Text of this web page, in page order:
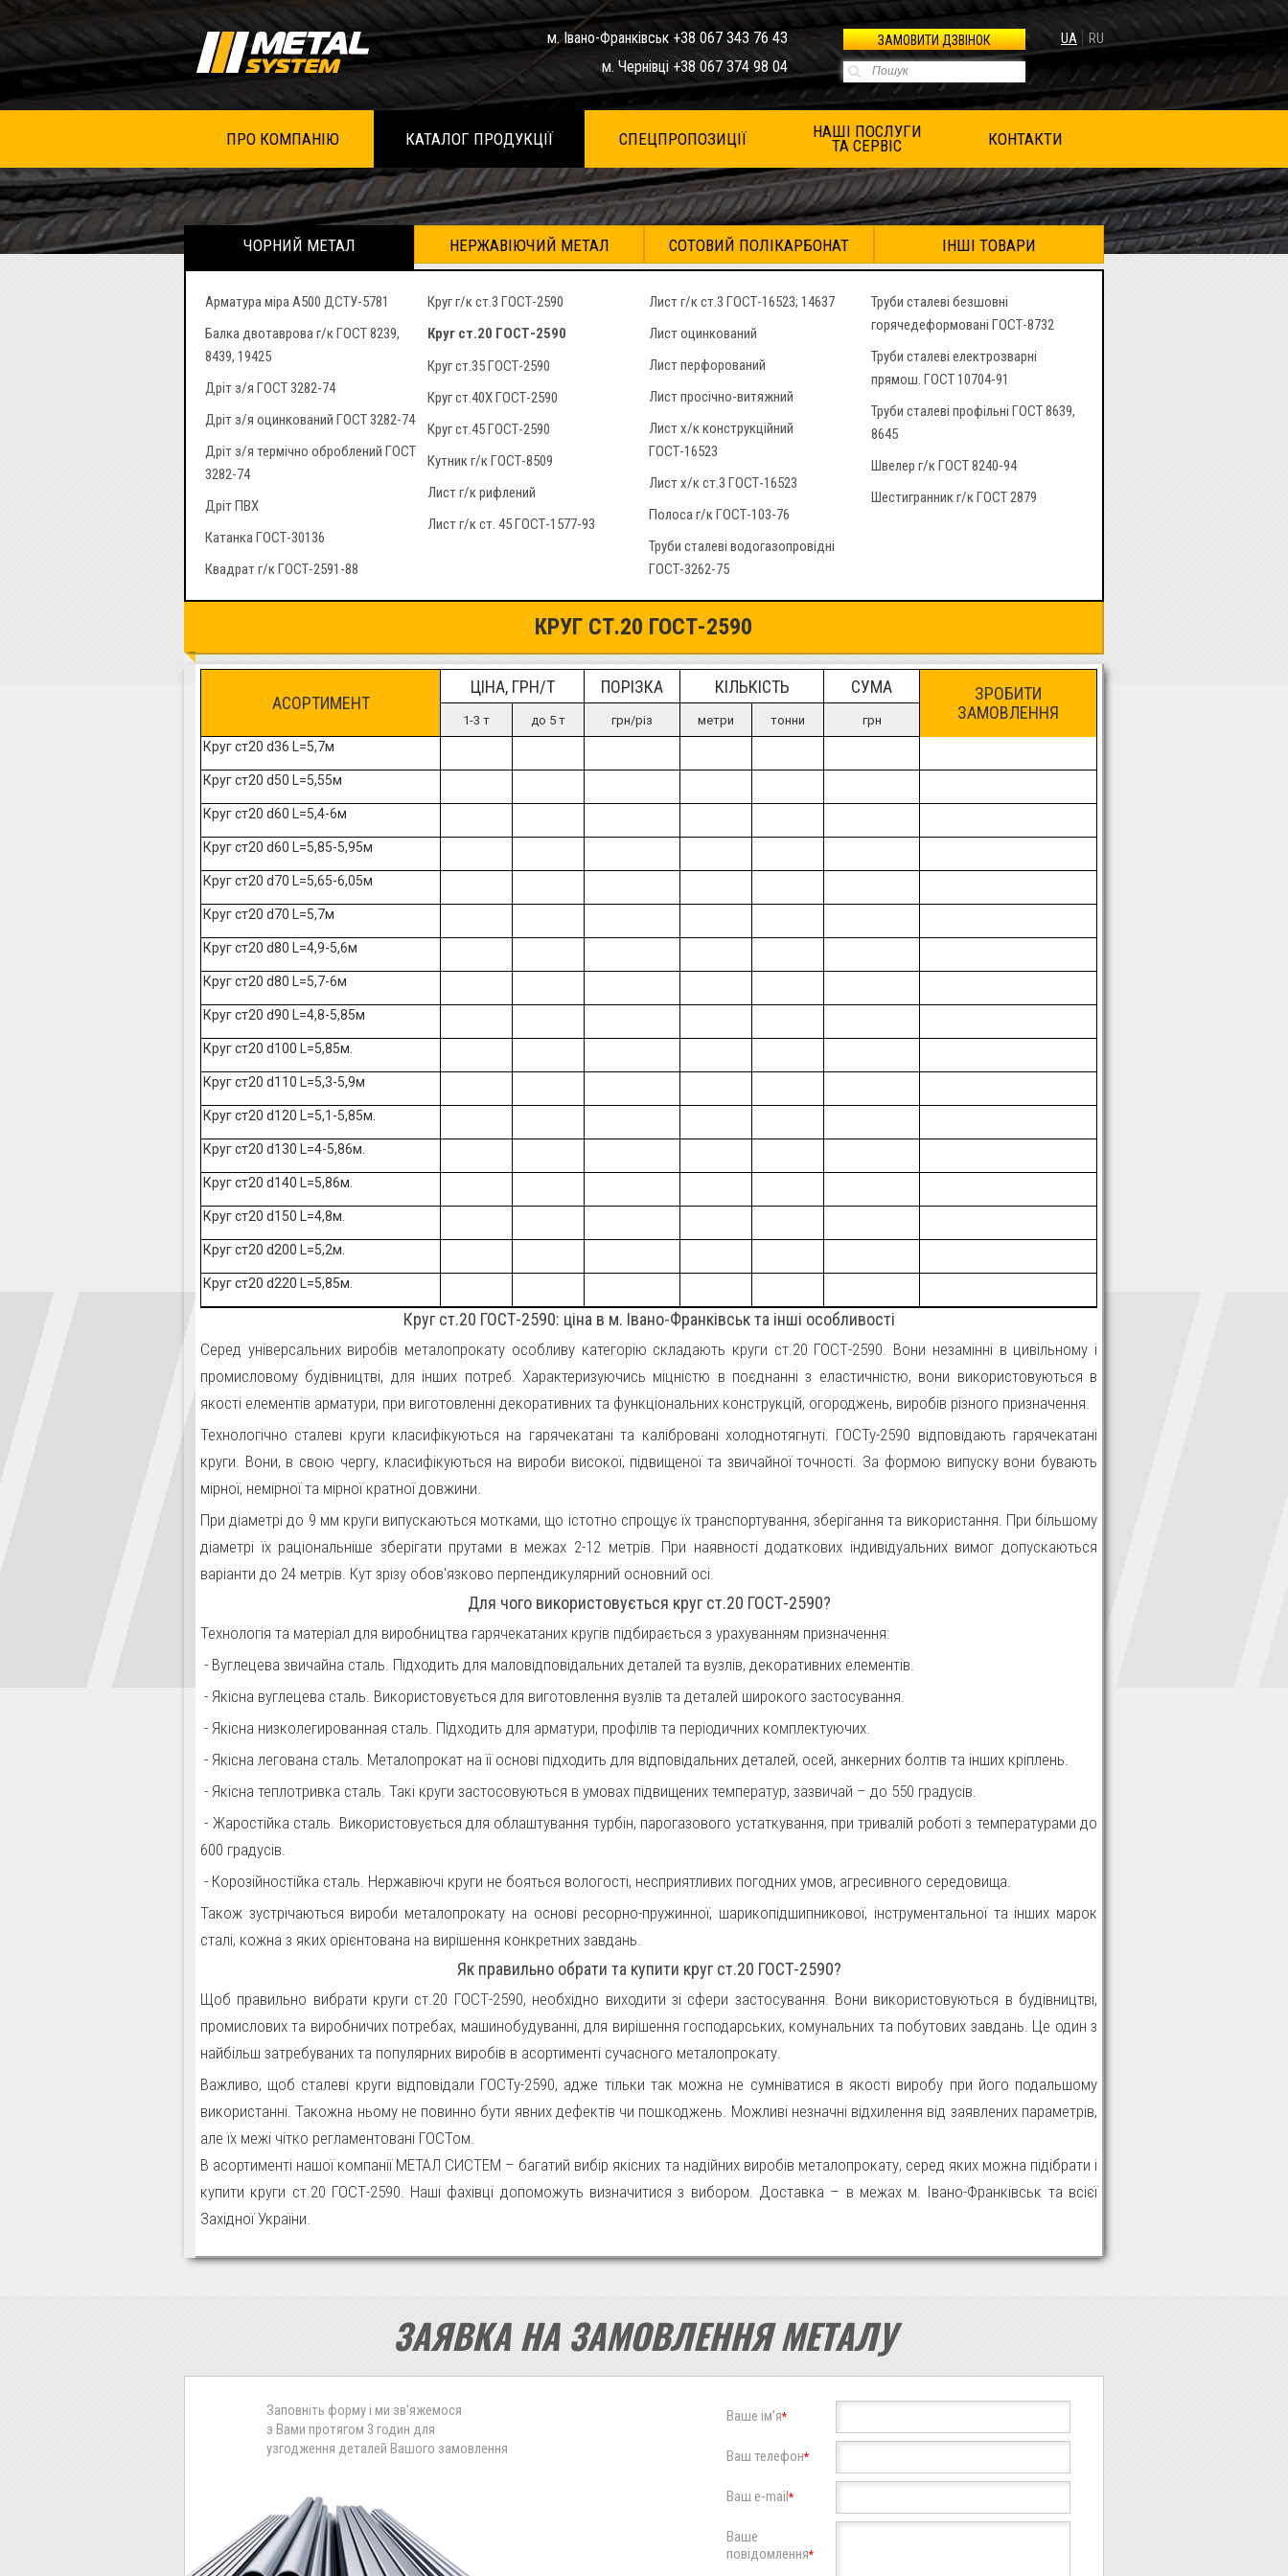
м. Івано-Франківськ +38 067 343 76 43
м. Чернівці +38 067 374 98 04
ЗАМОВИТИ ДЗВІНОК UA RU
ПРО КОМПАНІЮ КАТАЛОГ ПРОДУКЦІЇ СПЕЦПРОПОЗИЦІЇ НАШІ ПОСЛУГИ
ТА СЕРВІС КОНТАКТИ
ЧОРНИЙ МЕТАЛ
Арматура міра А500 ДСТУ-5781
Балка двотаврова г/к ГОСТ 8239,
8439, 19425
Дріт з/я ГОСТ 3282-74
Дріт з/я оцинкований ГОСТ 3282-74
Дріт з/я термічно оброблений ГОСТ
3282-74
Дріт ПВХ
Катанка ГОСТ-30136
Квадрат г/к ГОСТ-2591-88
Круг г/к ст.3 ГОСТ-2590
Круг ст.20 ГОСТ-2590
Круг ст.35 ГОСТ-2590
Круг ст.40Х ГОСТ-2590
Круг ст.45 ГОСТ-2590
Кутник г/к ГОСТ-8509
Лист г/к рифлений
Лист г/к ст. 45 ГОСТ-1577-93
Лист г/к ст.3 ГОСТ-16523; 14637
Лист оцинкований
Лист перфорований
Лист просічно-витяжний
Лист х/к конструкційний
ГОСТ-16523
Лист х/к ст.3 ГОСТ-16523
Полоса г/к ГОСТ-103-76
Труби сталеві водогазопровідні
ГОСТ-3262-75
Труби сталеві безшовні
горячедеформовані ГОСТ-8732
Труби сталеві електрозварні
прямош. ГОСТ 10704-91
Труби сталеві профільні ГОСТ 8639,
8645
Швелер г/к ГОСТ 8240-94
Шестигранник г/к ГОСТ 2879
НЕРЖАВІЮЧИЙ МЕТАЛ СОТОВИЙ ПОЛІКАРБОНАТ ІНШІ ТОВАРИ
КРУГ СТ.20 ГОСТ-2590
АСОРТИМЕНТ
ЦІНА, ГРН/Т ПОРІЗКА
1-3 т до 5 т грн/різ
КІЛЬКІСТЬ СУМА
метри тонни грн
ЗРОБИТИ
ЗАМОВЛЕННЯ
Круг ст20 d36 L=5,7м
Круг ст20 d50 L=5,55м
Круг ст20 d60 L=5,4-6м
Круг ст20 d60 L=5,85-5,95м
Круг ст20 d70 L=5,65-6,05м
Круг ст20 d70 L=5,7м
Круг ст20 d80 L=4,9-5,6м
Круг ст20 d80 L=5,7-6м
Круг ст20 d90 L=4,8-5,85м
Круг ст20 d100 L=5,85м.
Круг ст20 d110 L=5,3-5,9м
Круг ст20 d120 L=5,1-5,85м.
Круг ст20 d130 L=4-5,86м.
Круг ст20 d140 L=5,86м.
Круг ст20 d150 L=4,8м.
Круг ст20 d200 L=5,2м.
Круг ст20 d220 L=5,85м.
Круг ст.20 ГОСТ-2590: ціна в м. Івано-Франківськ та інші особливості
Серед універсальних виробів металопрокату особливу категорію складають круги ст.20 ГОСТ-2590. Вони незамінні в цивільному і
промисловому будівництві, для інших потреб. Характеризуючись міцністю в поєднанні з еластичністю, вони використовуються в
якості елементів арматури, при виготовленні декоративних та функціональних конструкцій, огороджень, виробів різного призначення.
Технологічно сталеві круги класифікуються на гарячекатані та калібровані холоднотягнуті. ГОСТу-2590 відповідають гарячекатані
круги. Вони, в свою чергу, класифікуються на вироби високої, підвищеної та звичайної точності. За формою випуску вони бувають
мірної, немірної та мірної кратної довжини.
При діаметрі до 9 мм круги випускаються мотками, що істотно спрощує їх транспортування, зберігання та використання. При більшому
діаметрі їх раціональніше зберігати прутами в межах 2-12 метрів. При наявності додаткових індивідуальних вимог допускаються
варіанти до 24 метрів. Кут зрізу обов'язково перпендикулярний основний осі.
Для чого використовується круг ст.20 ГОСТ-2590?
Технологія та матеріал для виробництва гарячекатаних кругів підбирається з урахуванням призначення:
- Вуглецева звичайна сталь. Підходить для маловідповідальних деталей та вузлів, декоративних елементів.
- Якісна вуглецева сталь. Використовується для виготовлення вузлів та деталей широкого застосування.
- Якісна низколегированная сталь. Підходить для арматури, профілів та періодичних комплектуючих.
- Якісна легована сталь. Металопрокат на її основі підходить для відповідальних деталей, осей, анкерних болтів та інших кріплень.
- Якісна теплотривка сталь. Такі круги застосовуються в умовах підвищених температур, зазвичай – до 550 градусів.
- Жаростійка сталь. Використовується для облаштування турбін, парогазового устаткування, при тривалій роботі з температурами до
600 градусів.
- Корозійностійка сталь. Нержавіючі круги не бояться вологості, несприятливих погодних умов, агресивного середовища.
Також зустрічаються вироби металопрокату на основі ресорно-пружинної, шарикопідшипникової, інструментальної та інших марок
сталі, кожна з яких орієнтована на вирішення конкретних завдань.
Як правильно обрати та купити круг ст.20 ГОСТ-2590?
Щоб правильно вибрати круги ст.20 ГОСТ-2590, необхідно виходити зі сфери застосування. Вони використовуються в будівництві,
промислових та виробничих потребах, машинобудуванні, для вирішення господарських, комунальних та побутових завдань. Це один з
найбільш затребуваних та популярних виробів в асортименті сучасного металопрокату.
Важливо, щоб сталеві круги відповідали ГОСТу-2590, адже тільки так можна не сумніватися в якості виробу при його подальшому
використанні. Такожна ньому не повинно бути явних дефектів чи пошкоджень. Можливі незначні відхилення від заявлених параметрів,
але їх межі чітко регламентовані ГОСТом.
В асортименті нашої компанії МЕТАЛ СИСТЕМ – багатий вибір якісних та надійних виробів металопрокату, серед яких можна підібрати і
купити круги ст.20 ГОСТ-2590. Наші фахівці допоможуть визначитися з вибором. Доставка – в межах м. Івано-Франківськ та всієї
Західної України.
ЗАЯВКА НА ЗАМОВЛЕННЯ МЕТАЛУ
Заповніть форму і ми зв’яжемося
з Вами протягом 3 годин для
узгодження деталей Вашого замовлення
Ваше ім’я*
Ваш телефон*
Ваш e-mail*
Ваше
повідомлення*